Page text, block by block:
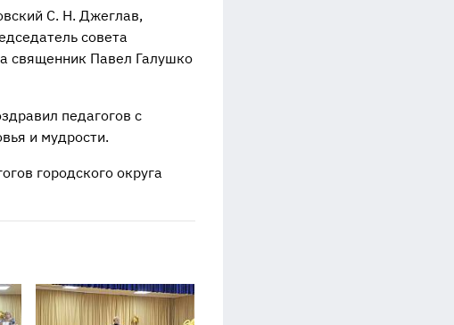
С. Н. Джеглав,
совета
священник Павел Галушко
педагогов с
и мудрости.
городского округа